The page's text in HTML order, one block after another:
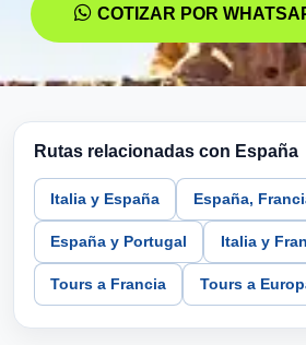
COTIZAR POR
Rutas relacionadas con España
Italia y España España,
España y Portugal Italia y
Tours a Francia Tours a